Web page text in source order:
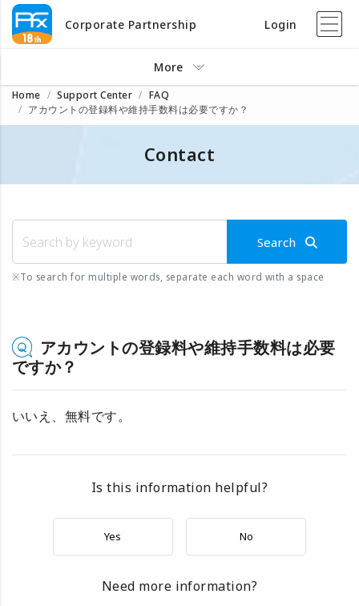
Corporate Partnership Login
More
Home Support Center
FAQ
アカウントの登録料や維持手数料は必要ですか？
Contact
Search
※To search for multiple words, separate each word with a space
アカウントの登録料や維持手数料は必要
ですか？
いいえ、無料です。
Is this information helpful?
Yes No
Need more information?